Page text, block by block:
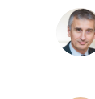
AA(